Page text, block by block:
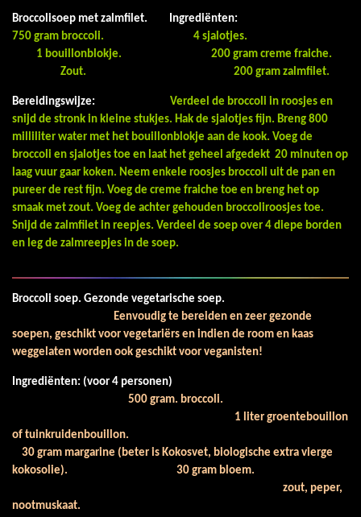
Broccolisoep met zalmfilet.
Ingrediënten:
750 gram broccoli. 4 sjalotjes.
1 bouillonblokje. 200 gram creme fraiche.
Zout. 200 gram zalmfilet.
Bereidingswijze: Verdeel de broccoli in roosjes en
snijd de stronk in kleine stukjes. Hak de sjalotjes fijn. Breng 800
milliliter water met het bouillonblokje aan de kook. Voeg de
broccoli en sjalotjes toe en laat het geheel afgedekt 20 minuten op
laag vuur gaar koken. Neem enkele roosjes broccoli uit de pan en
pureer de rest fijn. Voeg de creme fraiche toe en breng het op
smaak met zout. Voeg de achter gehouden broccoliroosjes toe.
Snijd de zalmfilet in reepjes. Verdeel de soep over 4 diepe borden
en leg de zalmreepjes in de soep.
Broccoli soep. Gezonde vegetarische soep.
Eenvoudig te bereiden en zeer gezonde
soepen, geschikt voor vegetariërs en indien de room en kaas
weggelaten worden ook geschikt voor veganisten!
Ingrediënten: (voor 4 personen)
500 gram. broccoli.
1 liter groentebouillon
of tuinkruidenbouillon.
30 gram margarine (beter is Kokosvet, biologische extra vierge
kokosolie). 30 gram bloem.
zout, peper,
nootmuskaat.